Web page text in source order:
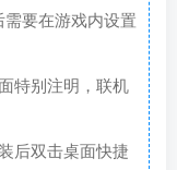
要在游戏内设置
特别注明，联机
后双击桌面快捷